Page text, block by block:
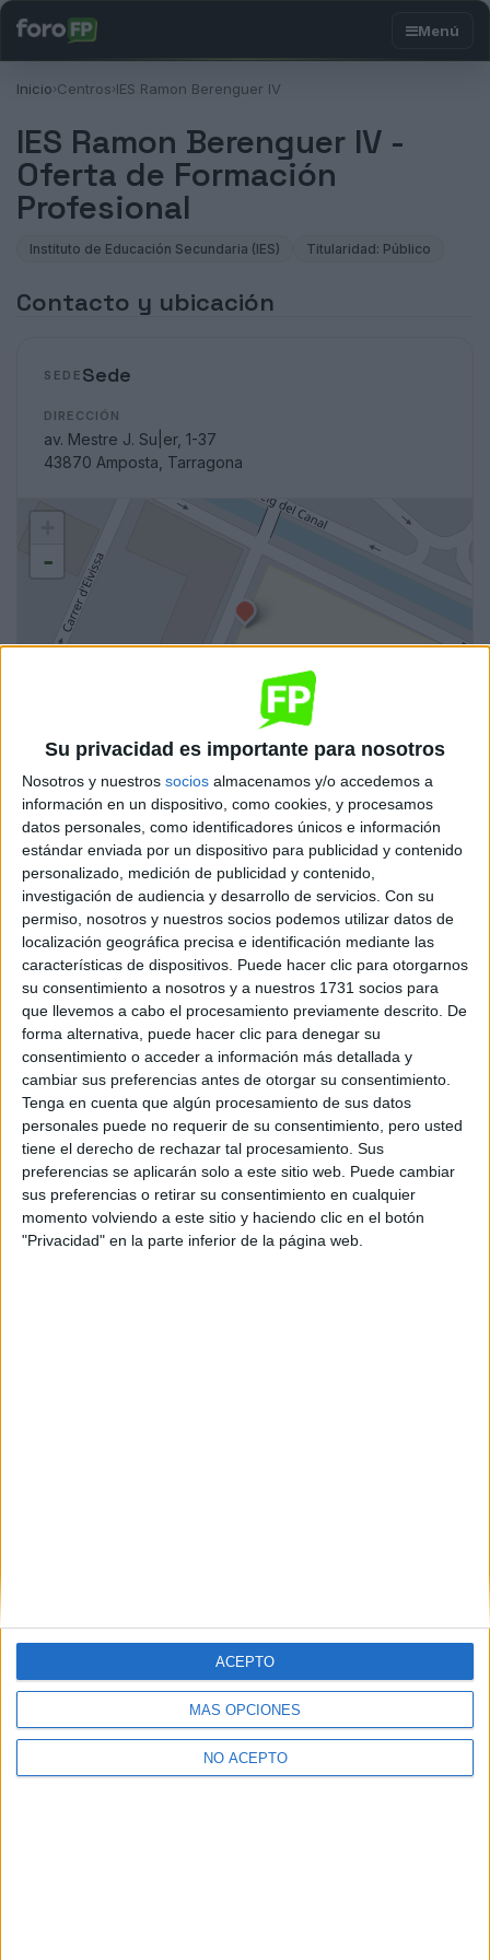
Su privacidad es importante para nosotros
Nosotros y nuestros socios almacenamos y/o accedemos a
información en un dispositivo, como cookies, y procesamos
datos personales, como identificadores únicos e información
estándar enviada por un dispositivo para publicidad y contenido
personalizado, medición de publicidad y contenido,
investigación de audiencia y desarrollo de servicios. Con su
permiso, nosotros y nuestros socios podemos utilizar datos de
localización geográfica precisa e identificación mediante las
características de dispositivos. Puede hacer clic para otorgarnos
su consentimiento a nosotros y a nuestros 1731 socios para
que llevemos a cabo el procesamiento previamente descrito. De
forma alternativa, puede hacer clic para denegar su
consentimiento o acceder a información más detallada y
cambiar sus preferencias antes de otorgar su consentimiento.
Tenga en cuenta que algún procesamiento de sus datos
personales puede no requerir de su consentimiento, pero usted
tiene el derecho de rechazar tal procesamiento. Sus
preferencias se aplicarán solo a este sitio web. Puede cambiar
sus preferencias o retirar su consentimiento en cualquier
momento volviendo a este sitio y haciendo clic en el botón
"Privacidad" en la parte inferior de la página web.
MÁS OPCIONES
NO ACEPTO
ACEPTO
Inicio›Centros›IES Ramon Berenguer IV
IES Ramon Berenguer IV -
Oferta de Formación
Profesional
Instituto de Educación Secundaria (IES) Titularidad: Público
Contacto y ubicación
SEDE Sede
DIRECCIÓN
av. Mestre J. Su|er, 1-37
43870 Amposta, Tarragona
-
Leaflet| OSM Mapnik
Ciclos de Grado Superior 1 ciclo
Higiene Bucodental
Amposta Grado Superior
HORARIODiurno
MODALIDADPresencial
Ciclos de Grado Medio 1 ciclo
Cuidados Auxiliares de Enfermería
Amposta Grado Medio
HORARIO Diurno
Diego de León 47, 28006 Madrid
Phone:+34 91 593 2767
Email: info@forofp.es
Información legal